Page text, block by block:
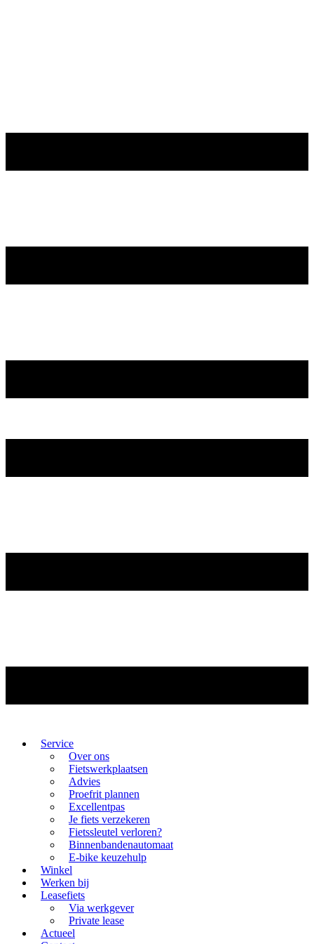
Service
Over ons
Fietswerkplaatsen
Advies
Proefrit plannen
Excellentpas
Je fiets verzekeren
Fietssleutel verloren?
Binnenbandenautomaat
E-bike keuzehulp
Winkel
Werken bij
Leasefiets
Via werkgever
Private lease
Actueel